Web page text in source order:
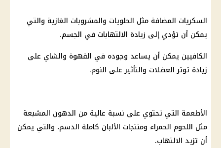
السكريات المضافة مثل الحلويات والمشروبات الغازية والتي
يمكن أن تؤدي إلى زيادة الالتهابات في الجسم.
الكافيين يمكن أن يساعد وجوده في القهوة والشاي على
زيادة توتر العضلات والتأثير على النوم.
الأطعمة التي تحتوي على نسبة عالية من الدهون المشبعة
مثل اللحوم الحمراء ومنتجات الألبان كاملة الدسم، والتي يمكن
أن تزيد الالتهاب.